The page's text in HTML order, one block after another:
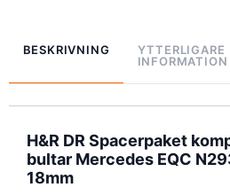
BESKRIVNING
YTTERLIGARE
INFORMATION
H&R DR Spacerpaket
bultar Mercedes EQC
18mm